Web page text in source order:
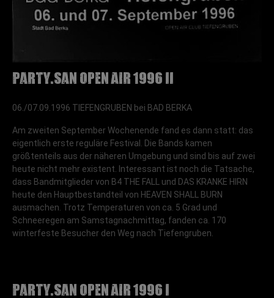
Party.San Open Air 1996 II
06./07.09.1996 TIEFENGRUBEN bei BAD BERKA
Am zweiten September Wochenende fand es dann statt: das
eigentlich erste reguläre Festival. Die Bands kamen
größtenteils aus der näheren Umgebung und sind bis auf zwei
heute nicht mehr existent. Interessant ist noch die Tatsache,
dass Bandmitglieder von B4 THE FALL und DAS KRANKE HIRN
heute den Hauptbestandteil von HEAVEN SHALL BURN
ausmachen. Trotz Temperaturen von ca. 5 Grad und
Schneeregen am Samstagnachmittag, fanden ca. 170
winterfeste Besucher den Weg nach Tiefengruben.
Party.San Open Air 1996 I